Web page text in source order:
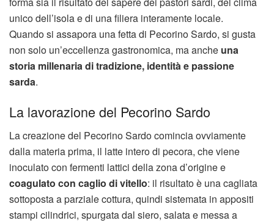
unico dell’isola e di una filiera interamente locale.
Quando si assapora una fetta di Pecorino Sardo, si gusta
non solo un’eccellenza gastronomica, ma anche una
storia millenaria di tradizione, identità e passione
sarda.
La lavorazione del Pecorino Sardo
La creazione del Pecorino Sardo comincia ovviamente
dalla materia prima, il latte intero di pecora, che viene
inoculato con fermenti lattici della zona d’origine e
coagulato con caglio di vitello: il risultato è una cagliata
sottoposta a parziale cottura, quindi sistemata in appositi
stampi cilindrici, spurgata dal siero, salata e messa a